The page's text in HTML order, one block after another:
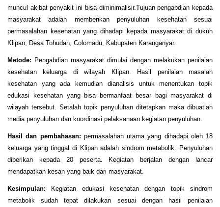
muncul akibat penyakit ini bisa diminimalisir.Tujuan pengabdian kepada
masyarakat adalah memberikan penyuluhan kesehatan sesuai
permasalahan kesehatan yang dihadapi kepada masyarakat di dukuh
Klipan, Desa Tohudan, Colomadu, Kabupaten Karanganyar.
Metode: Pengabdian masyarakat dimulai dengan melakukan penilaian
kesehatan keluarga di wilayah Klipan. Hasil penilaian masalah
kesehatan yang ada kemudian dianalisis untuk menentukan topik
edukasi kesehatan yang bisa bermanfaat besar bagi masyarakat di
wilayah tersebut. Setalah topik penyuluhan ditetapkan maka dibuatlah
media penyuluhan dan koordinasi pelaksanaan kegiatan penyuluhan.
Hasil dan pembahasan: permasalahan utama yang dihadapi oleh 18
keluarga yang tinggal di Klipan adalah sindrom metabolik. Penyuluhan
diberikan kepada 20 peserta. Kegiatan berjalan dengan lancar
mendapatkan kesan yang baik dari masyarakat.
Kesimpulan: Kegiatan edukasi kesehatan dengan topik sindrom
metabolik sudah tepat dilakukan sesuai dengan hasil penilaian